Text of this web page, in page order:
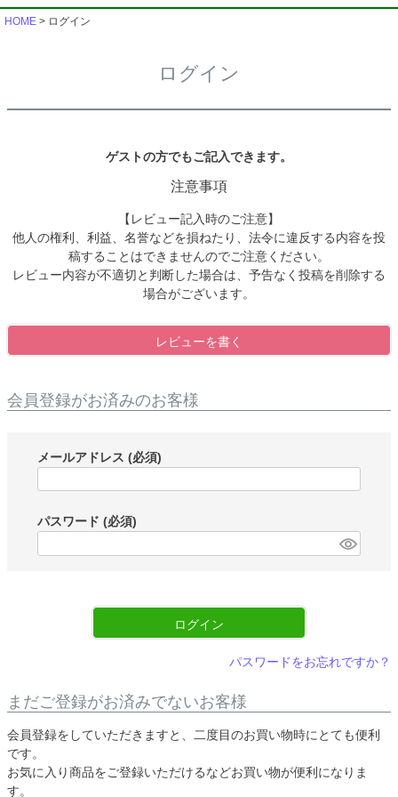
HOME ログイン
ログイン
ゲストの方でもご記入できます。
注意事項
【レビュー記入時のご注意】
他人の権利、利益、名誉などを損ねたり、法令に違反する内容を投
稿することはできませんのでご注意ください。
レビュー内容が不適切と判断した場合は、予告なく投稿を削除する
場合がございます。
レビューを書く
会員登録がお済みのお客様
メールアドレス (必須)
パスワード (必須)
ログイン
パスワードをお忘れですか？
まだご登録がお済みでないお客様
会員登録をしていただきますと、二度目のお買い物時にとても便利
です。
お気に入り商品をご登録いただけるなどお買い物が便利になりま
す。